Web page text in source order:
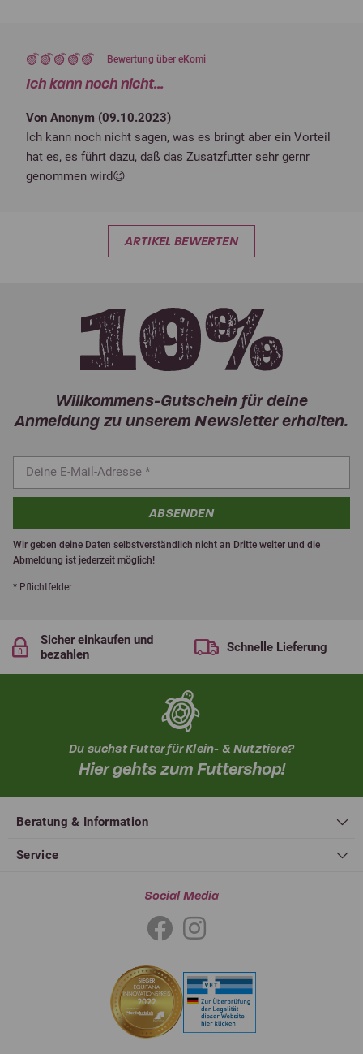
Bewertung über eKomi
Ich kann noch nicht...
Von Anonym (09.10.2023)
Ich kann noch nicht sagen, was es bringt aber ein Vorteil
hat es, es führt dazu, daß das Zusatzfutter sehr gernr
genommen wird😉
ARTIKEL BEWERTEN
Willkommens-Gutschein für deine
Anmeldung zu unserem Newsletter erhalten.
ABSENDEN
Wir geben deine Daten selbstverständlich nicht an Dritte weiter und die
Abmeldung ist jederzeit möglich!
* Pflichtfelder
Sicher einkaufen und
bezahlen
Schnelle Lieferung
Du suchst Futter für Klein- & Nutztiere?
Hier gehts zum Futtershop!
Beratung & Information
Service
Social Media